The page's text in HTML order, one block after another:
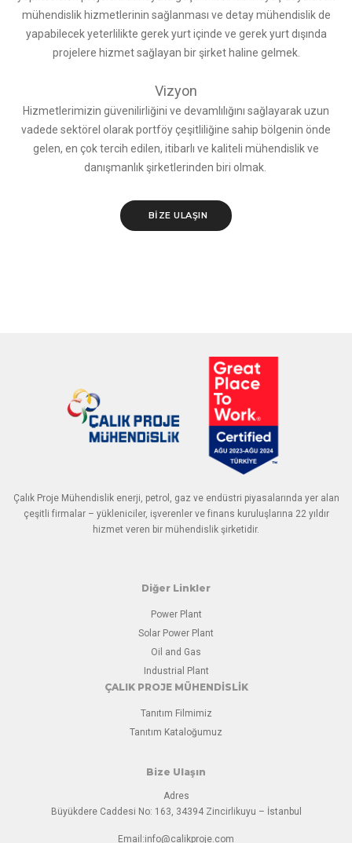
mühendislik hizmetlerinin sağlanması ve detay mühendislik de
yapabilecek yeterlilikte gerek yurt içinde ve gerek yurt dışında
projelere hizmet sağlayan bir şirket haline gelmek.
Vizyon
Hizmetlerimizin güvenilirliğini ve devamlılığını sağlayarak uzun
vadede sektörel olarak portföy çeşitliliğine sahip bölgenin önde
gelen, en çok tercih edilen, itibarlı ve kaliteli mühendislik ve
danışmanlık şirketlerinden biri olmak.
BIZE ULAŞIN
Çalık Proje Mühendislik enerji, petrol, gaz ve endüstri piyasalarında yer alan
çeşitli firmalar – yükleniciler, işverenler ve finans kuruluşlarına 22 yıldır
hizmet veren bir mühendislik şirketidir.
Diğer Linkler
Power Plant
Solar Power Plant
Oil and Gas
Industrial Plant
ÇALIK PROJE MÜHENDİSLİK
Tanıtım Filmimiz
Tanıtım Kataloğumuz
Bize Ulaşın
Adres
Büyükdere Caddesi No: 163, 34394 Zincirlikuyu – İstanbul
Email:info@calikproje.com